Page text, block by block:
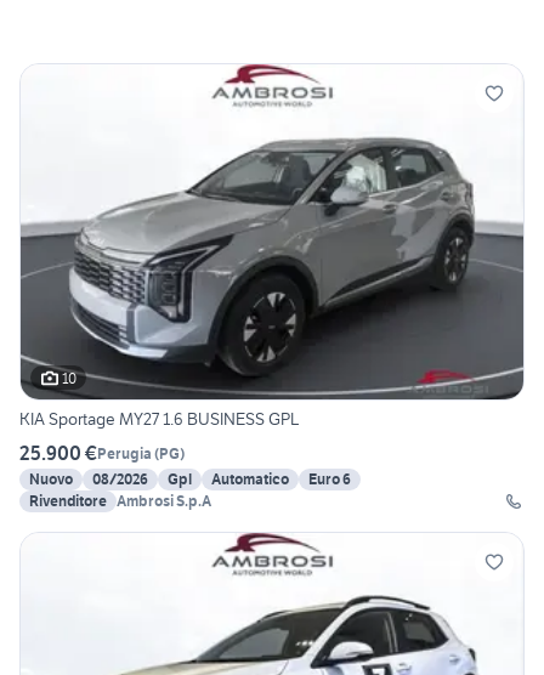
10
KIA Sportage MY27 1.6 BUSINESS GPL
25.900 €Perugia (PG)
Nuovo
08/2026 Gpl Automatico
Euro 6
Rivenditore Ambrosi S.p.A